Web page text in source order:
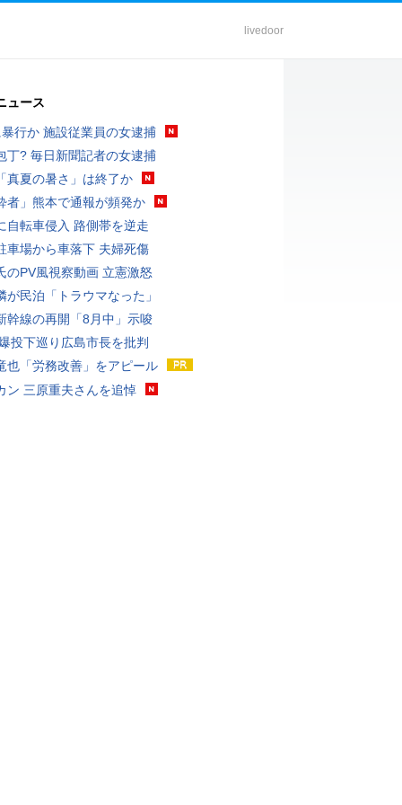
livedoor
ュース
行か 施設従業員の女逮捕
丁? 毎日新聞記者の女逮捕
真夏の暑さ」は終了か
者」熊本で通報が頻発か
自転車侵入 路側帯を逆走
車場から車落下 夫婦死傷
のPV風視察動画 立憲激怒
が民泊「トラウマなった」
幹線の再開「8月中」示唆
投下巡り広島市長を批判
也「労務改善」をアピール
ン 三原重夫さんを追悼